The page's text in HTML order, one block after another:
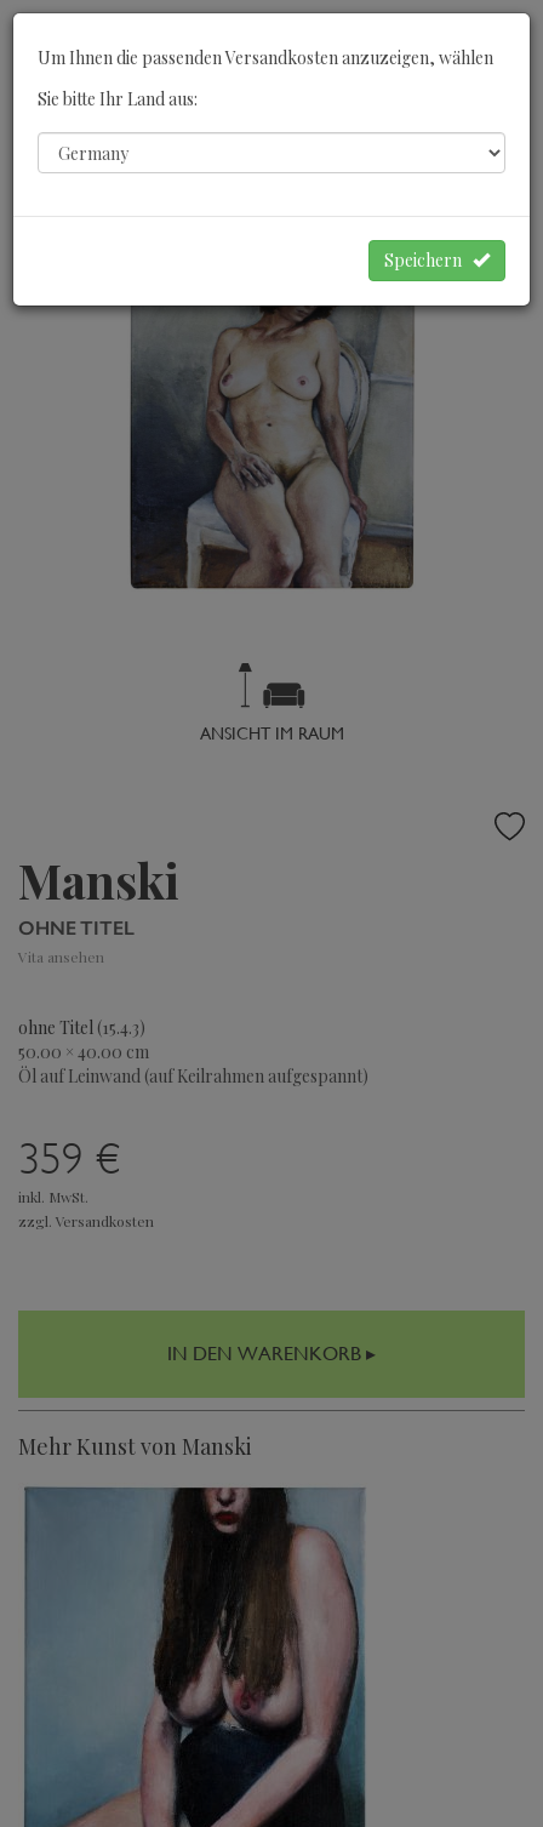
ANSICHT IM RAUM
Manski
OHNE TITEL
Vita ansehen
ohne Titel (15.4.3)
50.00 × 40.00 cm
Öl auf Leinwand (auf Keilrahmen aufgespannt)
359 €
inkl. MwSt.
zzgl. Versandkosten
IN DEN WARENKORB ▸
Mehr Kunst von Manski
Um Ihnen die passenden Versandkosten anzuzeigen, wählen
Sie bitte Ihr Land aus:
Speichern